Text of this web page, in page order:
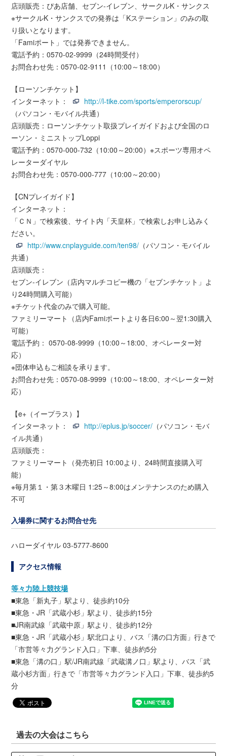
店頭販売：ぴあ店舗、セブン-イレブン、サークルK・サンクス
※サークルK・サンクスでの発券は「Kステーション」のみの取
り扱いとなります。
「Famiポート」では発券できません。
電話予約：0570-02-9999（24時間受付）
お問合わせ先：0570-02-9111（10:00～18:00）
【ローソンチケット】
インターネット：
http://l-tike.com/sports/emperorscup/
（パソコン・モバイル共通）
店頭販売：ローソンチケット取扱プレイガイドおよび全国のロ
ーソン・ミニストップLoppi
電話予約：0570-000-732（10:00～20:00）※スポーツ専用オペ
レーターダイヤル
お問合わせ先：0570-000-777（10:00～20:00）
【CNプレイガイド】
インターネット：
「ＣＮ」で検索後、サイト内「天皇杯」で検索しお申し込みく
ださい。
http://www.cnplayguide.com/ten98/ （パソコン・モバイル
共通）
店頭販売：
セブン-イレブン（店内マルチコピー機の「セブンチケット」よ
り24時間購入可能）
※チケット代金のみで購入可能。
ファミリーマート（店内Famiポートより各日6:00～翌1:30購入
可能）
電話予約： 0570-08-9999（10:00～18:00、オペレーター対
応）
※団体申込もご相談を承ります。
お問合わせ先：0570-08-9999（10:00～18:00、オペレーター対
応）
【e+（イープラス）】
インターネット：
http://eplus.jp/soccer/ （パソコン・モバ
イル共通）
店頭販売：
ファミリーマート（発売初日 10:00より、24時間直接購入可
能）
※毎月第１・第３木曜日 1:25～8:00はメンテナンスのため購入
不可
入場券に関するお問合せ先
ハローダイヤル 03-5777-8600
アクセス情報
等々力陸上競技場
■東急「新丸子」駅より、徒歩約10分
■東急・JR「武蔵小杉」駅より、徒歩約15分
■JR南武線「武蔵中原」駅より、徒歩約12分
■東急・JR「武蔵小杉」駅北口より、バス「溝の口方面」行きで
「市営等々力グランド入口」下車、徒歩約5分
■東急「溝の口」駅/JR南武線「武蔵溝ノ口」駅より、バス「武
蔵小杉方面」行きで「市営等々力グランド入口」下車、徒歩約5
分
過去の大会はこちら